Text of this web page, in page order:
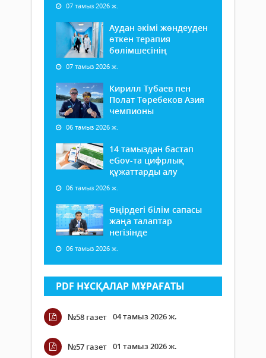
07 тамыз 2026 ж.
Аудан әкімі жөндеуден
өткен терапия
бөлімшесінің
07 тамыз 2026 ж.
Кирилл Тубаев пен
Полат Төребеков Азия
чемпионы
06 тамыз 2026 ж.
14 тамыздан бастап
еGov-та цифрлық
құжаттарды алу
06 тамыз 2026 ж.
Өңірдегі білім сапасы
жаңа талаптар
негізінде
06 тамыз 2026 ж.
PDF НҰСҚАЛАР МҰРАҒАТЫ
№58 газет 04 тамыз 2026 ж.
№57 газет 01 тамыз 2026 ж.